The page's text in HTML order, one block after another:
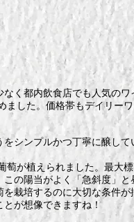
く都内飲食店でも人気の
した。価格帯もデイリー
シンプルかつ丁寧に醸し
が植えられました。最大
の陽当がよく「急斜度」
栽培するのに大切な条件が
とが想像できますね！